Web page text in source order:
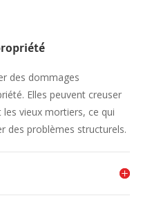
des dommages
Elles peuvent creuser
vieux mortiers, ce qui
des problèmes structurels.